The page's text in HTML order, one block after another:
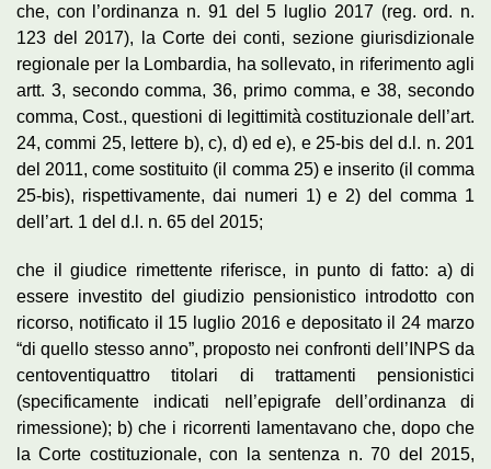
che, con l’ordinanza n. 91 del 5 luglio 2017 (reg. ord. n.
123 del 2017), la Corte dei conti, sezione giurisdizionale
regionale per la Lombardia, ha sollevato, in riferimento agli
artt. 3, secondo comma, 36, primo comma, e 38, secondo
comma, Cost., questioni di legittimità costituzionale dell’art.
24, commi 25, lettere b), c), d) ed e), e 25-bis del d.l. n. 201
del 2011, come sostituito (il comma 25) e inserito (il comma
25-bis), rispettivamente, dai numeri 1) e 2) del comma 1
dell’art. 1 del d.l. n. 65 del 2015;
che il giudice rimettente riferisce, in punto di fatto: a) di
essere investito del giudizio pensionistico introdotto con
ricorso, notificato il 15 luglio 2016 e depositato il 24 marzo
“di quello stesso anno”, proposto nei confronti dell’INPS da
centoventiquattro titolari di trattamenti pensionistici
(specificamente indicati nell’epigrafe dell’ordinanza di
rimessione); b) che i ricorrenti lamentavano che, dopo che
la Corte costituzionale, con la sentenza n. 70 del 2015,